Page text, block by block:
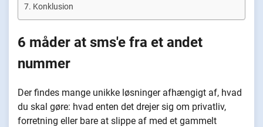
Konklusion
6 måder at sms'e fra et andet
nummer
Der findes mange unikke løsninger afhængigt af, hvad
du skal gøre: hvad enten det drejer sig om privatliv,
forretning eller bare at slippe af med et gammelt